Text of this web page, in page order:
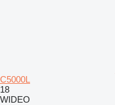
C5000L
18
WIDEO